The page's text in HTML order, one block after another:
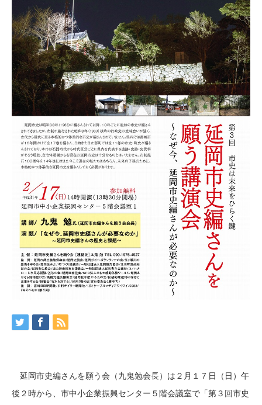
延岡市史編さんを願う会（九鬼勉会長）は２月１７日（日）午
後２時から、市中小企業振興センター５階会議室で「第３回市史